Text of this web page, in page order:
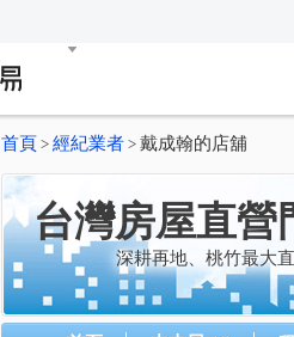
首頁 > 經紀業者 > 戴成翰的店舖
台灣房屋直營
深耕再地、桃竹最大